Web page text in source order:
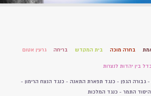
בחרה מוכה בית המקדש בריחה גרעין אטום
בין יהדות לנצרות
הגפן - כנגד תפארת התאנה - כנגד הנצח הרימון -
התמר - כנגד המלכות